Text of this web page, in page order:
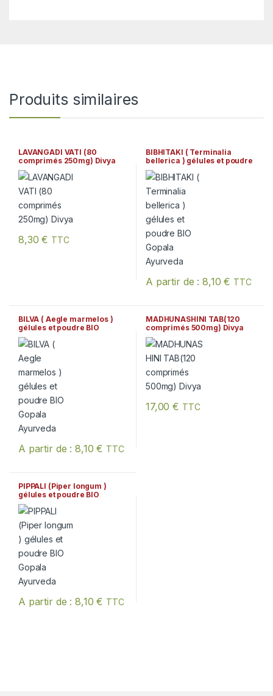
Produits similaires
LAVANGADI VATI (80
comprimés 250mg) Divya
8,30€ TTC
BIBHITAKI ( Terminalia
bellerica ) gélules et poudre
BIO Gopala Ayurveda
A partir de :8,10€ TTC
BILVA ( Aegle marmelos )
gélules et poudre BIO
Gopala Ayurveda
A partir de :8,10€ TTC
MADHUNASHINI TAB(120
comprimés 500mg) Divya
17,00€ TTC
PIPPALI (Piper longum )
gélules et poudre BIO
Gopala Ayurveda
A partir de :8,10€ TTC